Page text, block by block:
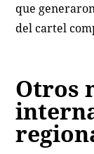
que
del cartel
Otros